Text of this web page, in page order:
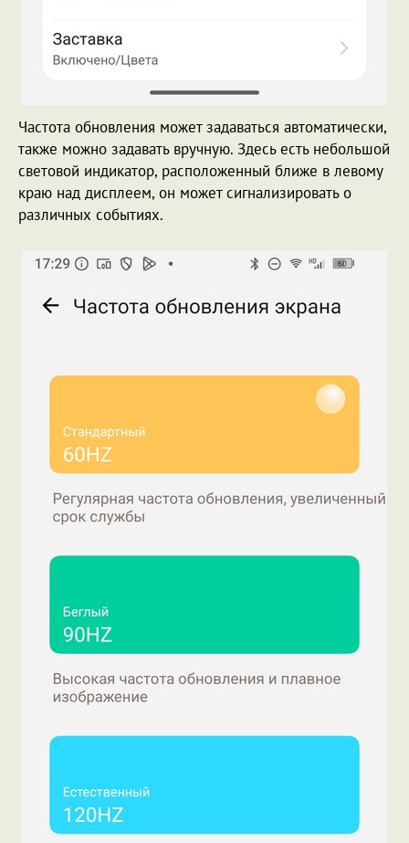
Частота обновления может задаваться автоматически,
также можно задавать вручную. Здесь есть небольшой
световой индикатор, расположенный ближе в левому
краю над дисплеем, он может сигнализировать о
различных событиях.